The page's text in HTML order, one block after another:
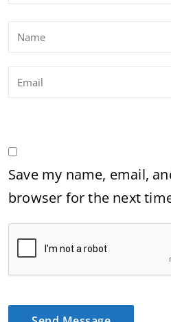
Save my name, email,
browser for the next